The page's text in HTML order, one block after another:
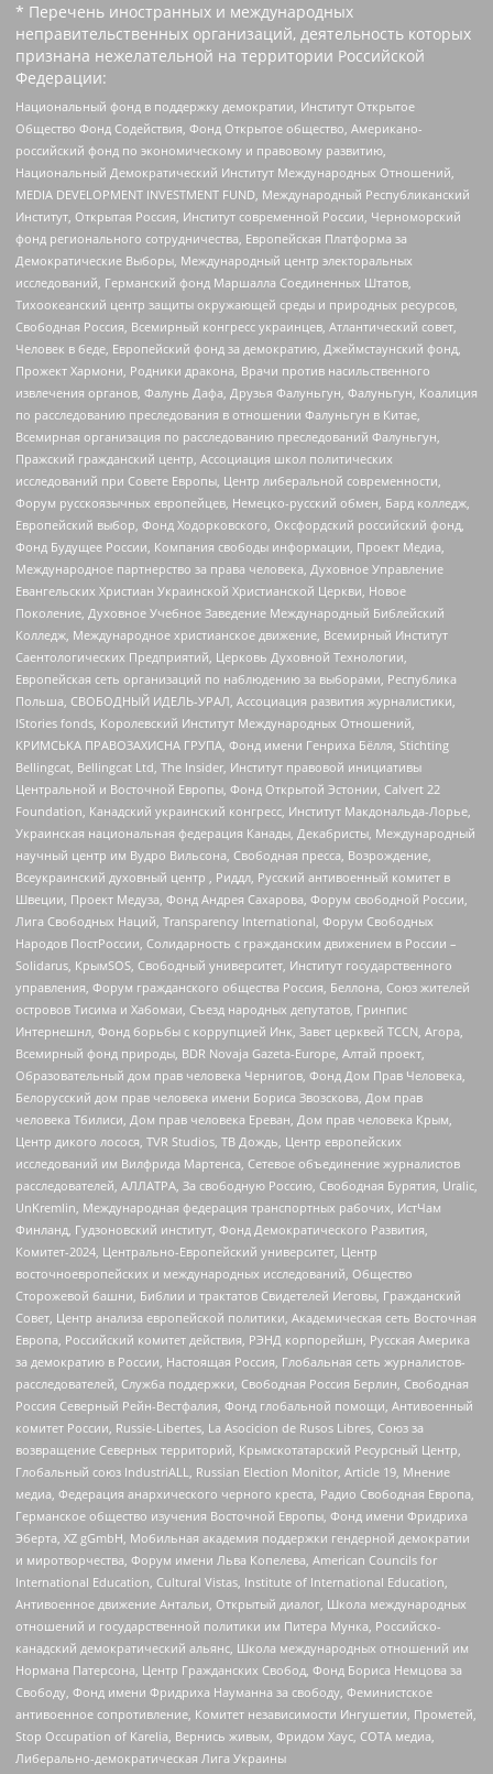
* Перечень иностранных и международных
неправительственных организаций, деятельность которых
признана нежелательной на территории Российской
Федерации:
Национальный фонд в поддержку демократии, Институт Открытое
Общество Фонд Содействия, Фонд Открытое общество, Американо-
российский фонд по экономическому и правовому развитию,
Национальный Демократический Институт Международных Отношений,
MEDIA DEVELOPMENT INVESTMENT FUND, Международный Республиканский
Институт, Открытая Россия, Институт современной России, Черноморский
фонд регионального сотрудничества, Европейская Платформа за
Демократические Выборы, Международный центр электоральных
исследований, Германский фонд Маршалла Соединенных Штатов,
Тихоокеанский центр защиты окружающей среды и природных ресурсов,
Свободная Россия, Всемирный конгресс украинцев, Атлантический совет,
Человек в беде, Европейский фонд за демократию, Джеймстаунский фонд,
Прожект Хармони, Родники дракона, Врачи против насильственного
извлечения органов, Фалунь Дафа, Друзья Фалуньгун, Фалуньгун, Коалиция
по расследованию преследования в отношении Фалуньгун в Китае,
Всемирная организация по расследованию преследований Фалуньгун,
Пражский гражданский центр, Ассоциация школ политических
исследований при Совете Европы, Центр либеральной современности,
Форум русскоязычных европейцев, Немецко-русский обмен, Бард колледж,
Европейский выбор, Фонд Ходорковского, Оксфордский российский фонд,
Фонд Будущее России, Компания свободы информации, Проект Медиа,
Международное партнерство за права человека, Духовное Управление
Евангельских Христиан Украинской Христианской Церкви, Новое
Поколение, Духовное Учебное Заведение Международный Библейский
Колледж, Международное христианское движение, Всемирный Институт
Саентологических Предприятий, Церковь Духовной Технологии,
Европейская сеть организаций по наблюдению за выборами, Республика
Польша, СВОБОДНЫЙ ИДЕЛЬ-УРАЛ, Ассоциация развития журналистики,
IStories fonds, Королевский Институт Международных Отношений,
КРИМСЬКА ПРАВОЗАХИСНА ГРУПА, Фонд имени Генриха Бёлля, Stichting
Bellingcat, Bellingcat Ltd, The Insider, Институт правовой инициативы
Центральной и Восточной Европы, Фонд Открытой Эстонии, Calvert 22
Foundation, Канадский украинский конгресс, Институт Макдональда-Лорье,
Украинская национальная федерация Канады, Декабристы, Международный
научный центр им Вудро Вильсона, Свободная пресса, Возрождение,
Всеукраинский духовный центр , Риддл, Русский антивоенный комитет в
Швеции, Проект Медуза, Фонд Андрея Сахарова, Форум свободной России,
Лига Свободных Наций, Transparеncy International, Форум Свободных
Народов ПостРоссии, Солидарность с гражданским движением в России –
Solidarus, КрымSOS, Свободный университет, Институт государственного
управления, Форум гражданского общества Россия, Беллона, Союз жителей
островов Тисима и Хабомаи, Съезд народных депутатов, Гринпис
Интернешнл, Фонд борьбы с коррупцией Инк, Завет церквей TCCN, Агора,
Всемирный фонд природы, BDR Novaja Gazeta-Europe, Алтай проект,
Образовательный дом прав человека Чернигов, Фонд Дом Прав Человека,
Белорусский дом прав человека имени Бориса Звозскова, Дом прав
человека Тбилиси, Дом прав человека Ереван, Дом прав человека Крым,
Центр дикого лосося, TVR Studios, ТВ Дождь, Центр европейских
исследований им Вилфрида Мартенса, Сетевое объединение журналистов
расследователей, АЛЛАТРА, За свободную Россию, Свободная Бурятия, Uralic,
UnKremlin, Международная федерация транспортных рабочих, ИстЧам
Финланд, Гудзоновский институт, Фонд Демократического Развития,
Комитет-2024, Центрально-Европейский университет, Центр
восточноевропейских и международных исследований, Общество
Сторожевой башни, Библии и трактатов Свидетелей Иеговы, Гражданский
Совет, Центр анализа европейской политики, Академическая сеть Восточная
Европа, Российский комитет действия, РЭНД корпорейшн, Русская Америка
за демократию в России, Настоящая Россия, Глобальная сеть журналистов-
расследователей, Служба поддержки, Свободная Россия Берлин, Свободная
Россия Северный Рейн-Вестфалия, Фонд глобальной помощи, Антивоенный
комитет России, Russie-Libertes, La Asocicion de Rusos Libres, Союз за
возвращение Северных территорий, Крымскотатарский Ресурсный Центр,
Глобальный союз IndustriALL, Russian Election Monitor, Article 19, Мнение
медиа, Федерация анархического черного креста, Радио Свободная Европа,
Германское общество изучения Восточной Европы, Фонд имени Фридриха
Эберта, XZ gGmbH, Мобильная академия поддержки гендерной демократии
и миротворчества, Форум имени Льва Копелева, American Councils for
International Education, Cultural Vistas, Institute of International Education,
Антивоенное движение Антальи, Открытый диалог, Школа международных
отношений и государственной политики им Питера Мунка, Российско-
канадский демократический альянс, Школа международных отношений им
Нормана Патерсона, Центр Гражданских Свобод, Фонд Бориса Немцова за
Свободу, Фонд имени Фридриха Науманна за свободу, Феминистское
антивоенное сопротивление, Комитет независимости Ингушетии, Прометей,
Stop Occupation of Karelia, Вернись живым, Фридом Хаус, СОТА медиа,
Либерально-демократическая Лига Украины